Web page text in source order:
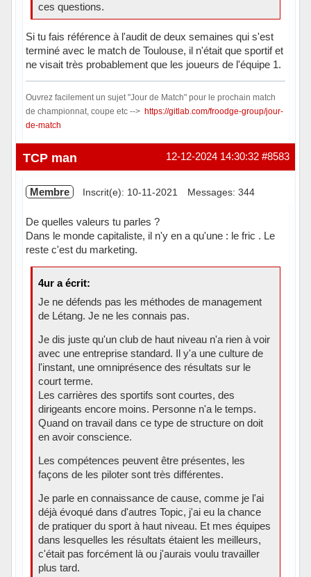
ces questions.
Si tu fais référence à l'audit de deux semaines qui s'est
terminé avec le match de Toulouse, il n'était que sportif et
ne visait très probablement que les joueurs de l'équipe 1.
Ouvrez facilement un sujet "Jour de Match" pour le prochain match
de championnat, coupe etc --> https://gitlab.com/froodge-group/jour-
de-match
Hors ligne #8583
12-12-2024 14:30:32
TCP man
Membre Inscrit(e): 10-11-2021 Messages: 344
De quelles valeurs tu parles ?
Dans le monde capitaliste, il n'y en a qu'une : le fric . Le
reste c'est du marketing.
4ur a écrit:
Je ne défends pas les méthodes de management
de Létang. Je ne les connais pas.
Je dis juste qu'un club de haut niveau n'a rien à voir
avec une entreprise standard. Il y'a une culture de
l'instant, une omniprésence des résultats sur le
court terme.
Les carrières des sportifs sont courtes, des
dirigeants encore moins. Personne n'a le temps.
Quand on travail dans ce type de structure on doit
en avoir conscience.
Les compétences peuvent être présentes, les
façons de les piloter sont très différentes.
Je parle en connaissance de cause, comme je l'ai
déjà évoqué dans d'autres Topic, j'ai eu la chance
de pratiquer du sport à haut niveau. Et mes équipes
dans lesquelles les résultats étaient les meilleurs,
c'était pas forcément là ou j'aurais voulu travailler
plus tard.